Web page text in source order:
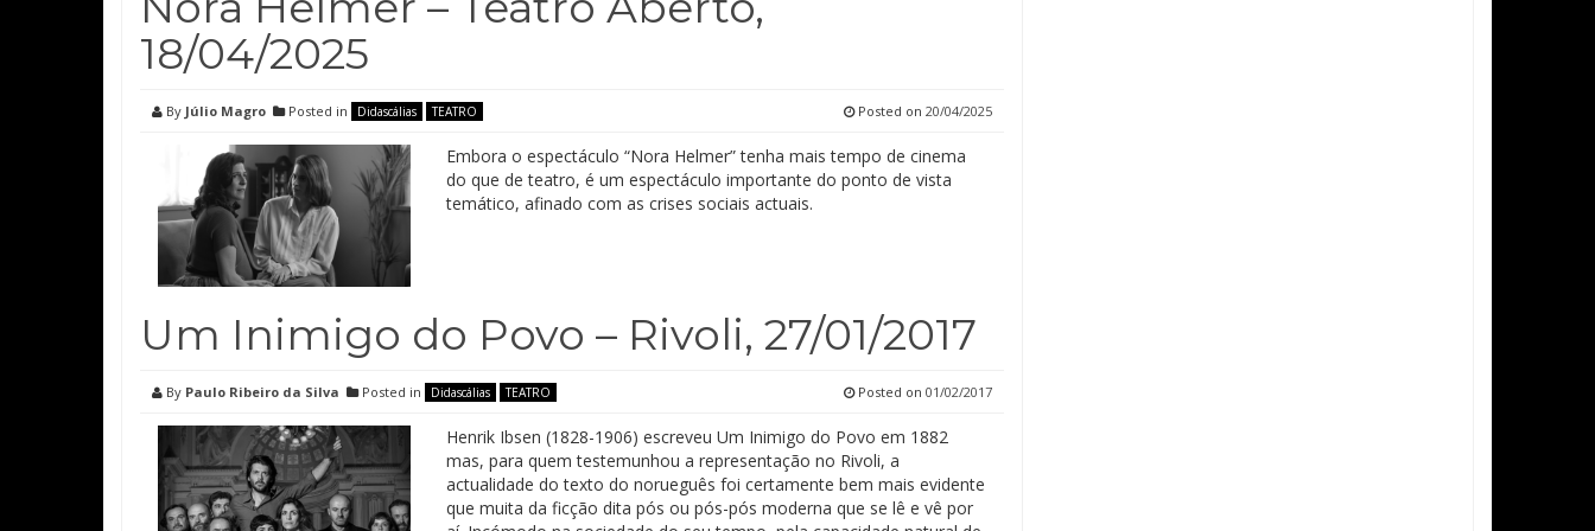
18/04/2025
By Júlio Magro Posted in Didascálias TEATRO Posted on 20/04/2025
Embora o espectáculo “Nora Helmer” tenha mais tempo de cinema
do que de teatro, é um espectáculo importante do ponto de vista
temático, afinado com as crises sociais actuais.
Um Inimigo do Povo – Rivoli, 27/01/2017
By Paulo Ribeiro da Silva Posted in Didascálias TEATRO Posted on 01/02/2017
Henrik Ibsen (1828-1906) escreveu Um Inimigo do Povo em 1882
mas, para quem testemunhou a representação no Rivoli, a
actualidade do texto do norueguês foi certamente bem mais evidente
que muita da ficção dita pós ou pós-pós moderna que se lê e vê por